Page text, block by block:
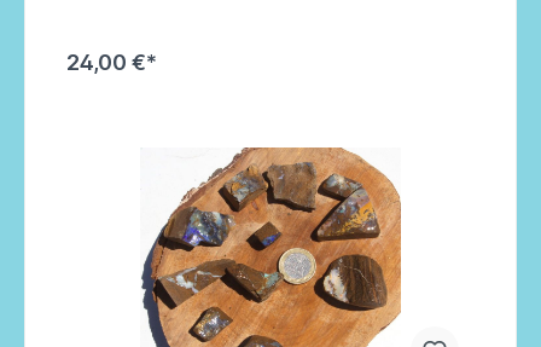
24,00 €*